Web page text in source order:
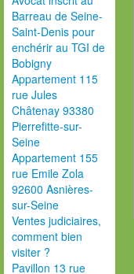
Barreau de Seine-
Saint-Denis pour
enchérir au TGI de
Bobigny
Appartement 115
rue Jules
Châtenay 93380
Pierrefitte-sur-
Seine
Appartement 155
rue Emile Zola
92600 Asnières-
sur-Seine
Ventes judiciaires,
comment bien
visiter ?
Pavillon 13 rue